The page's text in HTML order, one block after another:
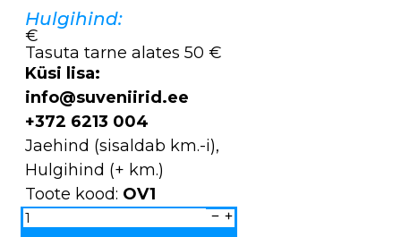
Hulgihind:
€
Tasuta tarne alates 50 €
Küsi lisa:
info@suveniirid.ee
+372 6213 004
Jaehind (sisaldab km.-i),
Hulgihind (+ km.)
Toote kood: OV1
Õhuvärskendajad
OV1
kogus